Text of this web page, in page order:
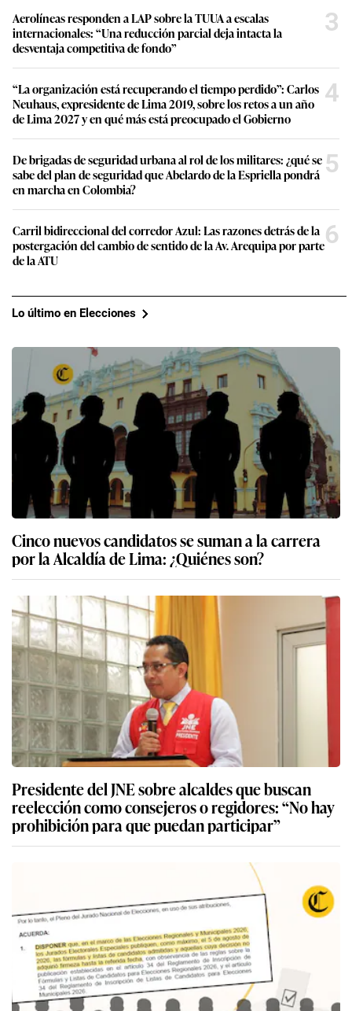
Aerolíneas responden a LAP sobre la TUUA a escalas
internacionales: “Una reducción parcial deja intacta la
desventaja competitiva de fondo”
3
“La organización está recuperando el tiempo perdido”: Carlos
Neuhaus, expresidente de Lima 2019, sobre los retos a un año
de Lima 2027 y en qué más está preocupado el Gobierno
4
De brigadas de seguridad urbana al rol de los militares: ¿qué se
sabe del plan de seguridad que Abelardo de la Espriella pondrá
en marcha en Colombia?
5
Carril bidireccional del corredor Azul: Las razones detrás de la
postergación del cambio de sentido de la Av. Arequipa por parte
de la ATU
6
Lo último en Elecciones
Cinco nuevos candidatos se suman a la carrera
por la Alcaldía de Lima: ¿Quiénes son?
Presidente del JNE sobre alcaldes que buscan
reelección como consejeros o regidores: “No hay
prohibición para que puedan participar”